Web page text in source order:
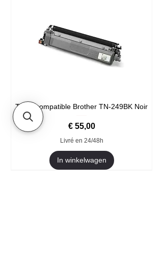
Toner compatible Brother TN-249BK Noir
Prijs
€ 55,00
Livré en 24/48h
In winkelwagen